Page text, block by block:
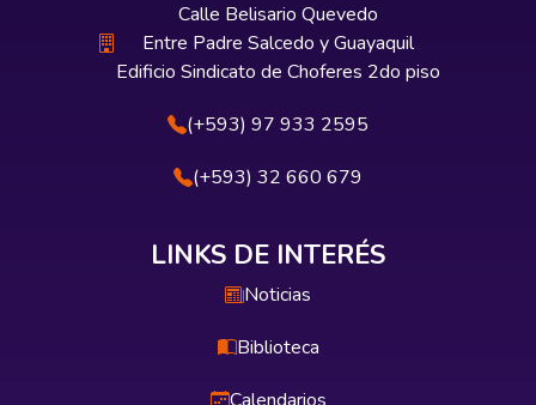
Calle Belisario Quevedo
Entre Padre Salcedo y Guayaquil
Edificio Sindicato de Choferes 2do piso
(+593) 97 933 2595
(+593) 32 660 679
LINKS DE INTERÉS
Noticias
Biblioteca